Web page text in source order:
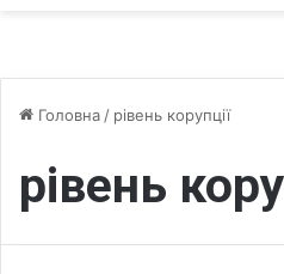
Головна / рівень корупції
рівень